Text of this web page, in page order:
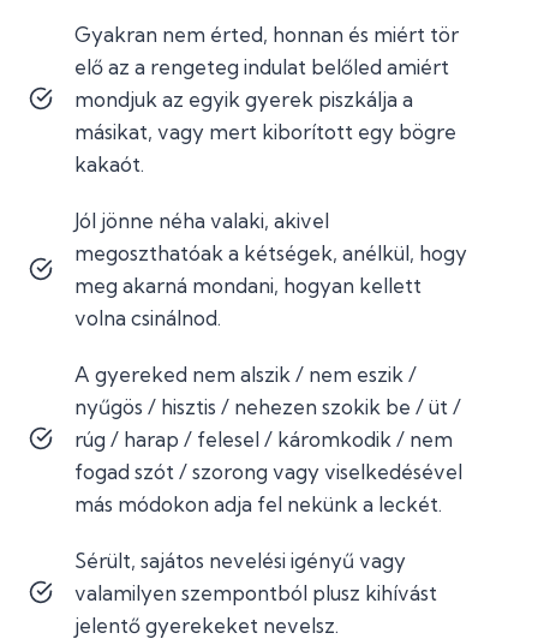
Gyakran nem érted, honnan és miért tör
elő az a rengeteg indulat belőled amiért
mondjuk az egyik gyerek piszkálja a
másikat, vagy mert kiborított egy bögre
kakaót.
Jól jönne néha valaki, akivel
megoszthatóak a kétségek, anélkül, hogy
meg akarná mondani, hogyan kellett
volna csinálnod.
A gyereked nem alszik / nem eszik /
nyűgös / hisztis / nehezen szokik be / üt /
rúg / harap / felesel / káromkodik / nem
fogad szót / szorong vagy viselkedésével
más módokon adja fel nekünk a leckét.
Sérült, sajátos nevelési igényű vagy
valamilyen szempontból plusz kihívást
jelentő gyerekeket nevelsz.